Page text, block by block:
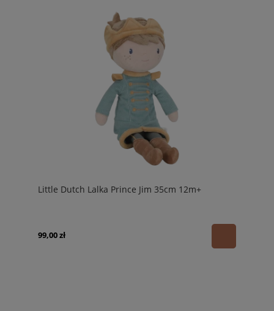
Little Dutch Lalka Prince Jim 35cm 12m+
99,00 zł